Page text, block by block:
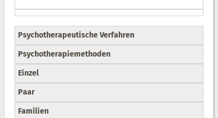
Psychotherapeutische Verfahren
Psychotherapiemethoden
Einzel
Paar
Familien